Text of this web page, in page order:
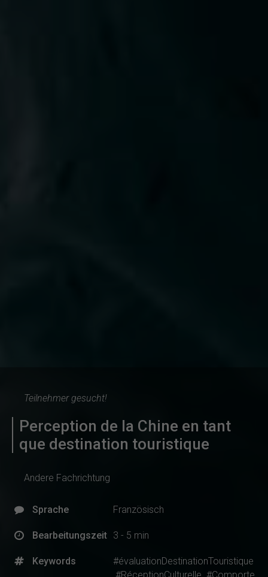
Teilnehmer gesucht!
Perception de la Chine en tant
que destination touristique
Andere Fachrichtung
Sprache Französisch
Bearbeitungszeit 3 - 5 min
Keywords
#évaluationDestinationTouristique